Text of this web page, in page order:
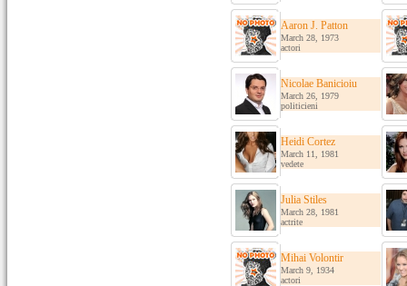
Aaron J. Patton
March 28, 1973
actori
Nicolae Banicioiu
March 26, 1979
politicieni
Heidi Cortez
March 11, 1981
vedete
Julia Stiles
March 28, 1981
actrite
Mihai Volontir
March 9, 1934
actori